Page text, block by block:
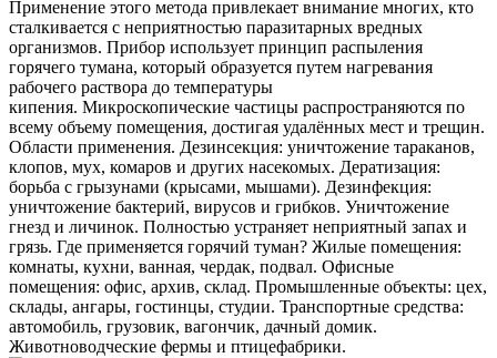
Применение этого метода привлекает внимание многих, кто
сталкивается с неприятностью паразитарных вредных
организмов. Прибор использует принцип распыления
горячего тумана, который образуется путем нагревания
рабочего раствора до температуры
кипения. Микроскопические частицы распространяются по
всему объему помещения, достигая удалённых мест и трещин.
Области применения. Дезинсекция: уничтожение тараканов,
клопов, мух, комаров и других насекомых. Дератизация:
борьба с грызунами (крысами, мышами). Дезинфекция:
уничтожение бактерий, вирусов и грибков. Уничтожение
гнезд и личинок. Полностью устраняет неприятный запах и
грязь. Где применяется горячий туман? Жилые помещения:
комнаты, кухни, ванная, чердак, подвал. Офисные
помещения: офис, архив, склад. Промышленные объекты: цех,
склады, ангары, гостинцы, студии. Транспортные средства:
автомобиль, грузовик, вагончик, дачный домик.
Животноводческие фермы и птицефабрики.